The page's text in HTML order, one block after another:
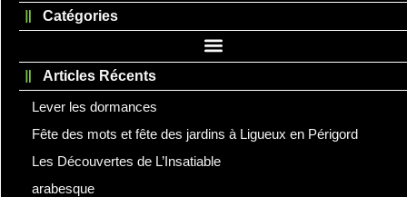
Catégories
Articles Récents
Lever les dormances
Fête des mots et fête des jardins à Ligueux en Périgord
Les Découvertes de L’Insatiable
arabesque